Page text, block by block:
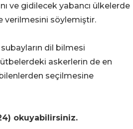
ve gidilecek yabancı ülkelerde
verilmesini söylemiştir.
dil bilmesi
askerlerin de en
seçilmesine
okuyabilirsiniz.